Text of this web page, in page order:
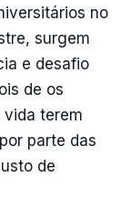
no
surgem
e desafio
de os
terem
parte das
de